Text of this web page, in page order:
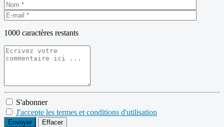
1000 caractères restants
S'abonner
J'accepte les termes et conditions d'utilisation
Envoyer
Effacer